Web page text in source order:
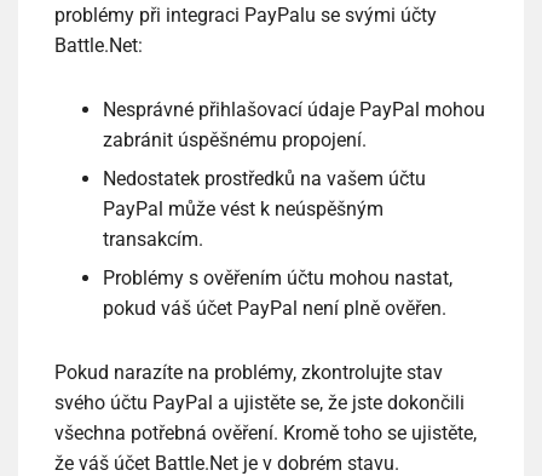
problémy při integraci PayPalu se svými účty
Battle.Net:
Nesprávné přihlašovací údaje PayPal mohou
zabránit úspěšnému propojení.
Nedostatek prostředků na vašem účtu
PayPal může vést k neúspěšným
transakcím.
Problémy s ověřením účtu mohou nastat,
pokud váš účet PayPal není plně ověřen.
Pokud narazíte na problémy, zkontrolujte stav
svého účtu PayPal a ujistěte se, že jste dokončili
všechna potřebná ověření. Kromě toho se ujistěte,
že váš účet Battle.Net je v dobrém stavu.